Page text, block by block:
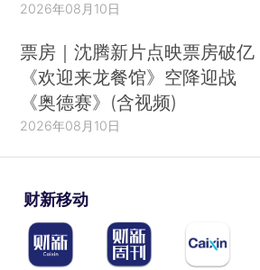
2026年08月10日
票房｜沈腾新片点映票房破亿
《欢迎来龙餐馆》空降迎战
《奥德赛》(含视频)
2026年08月10日
财新移动